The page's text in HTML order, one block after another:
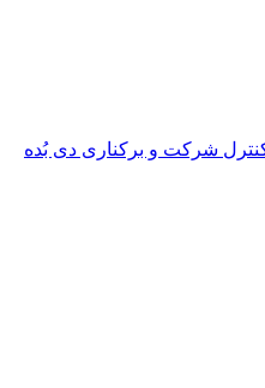
کنترل شرکت و برکناری دی بُده